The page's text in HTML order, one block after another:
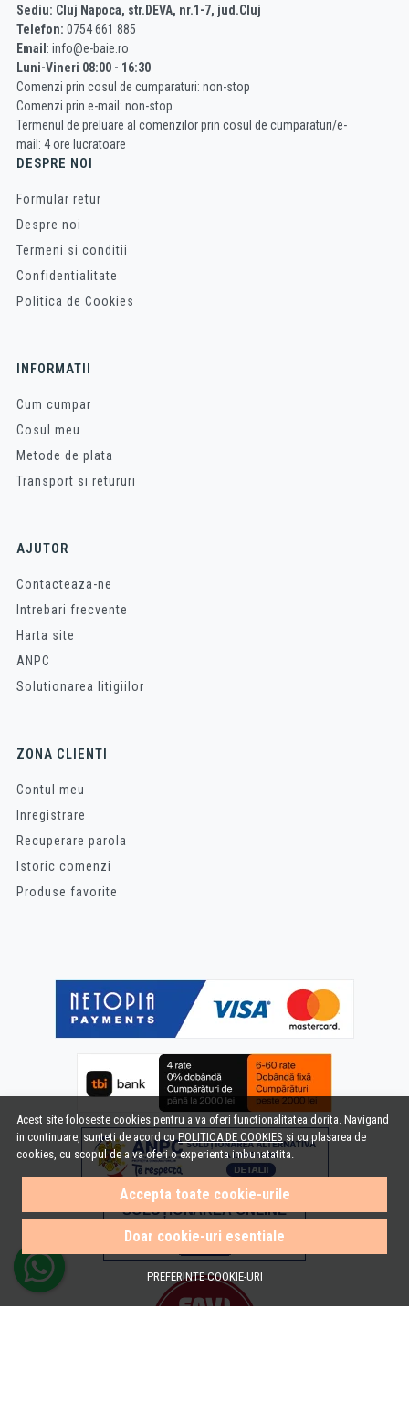
Acest site foloseste cookies pentru a va oferi functionalitatea dorita. Navigand
in continuare, sunteti de acord cuPOLITICA DE COOKIES si cu plasarea de
cookies, cu scopul de a va oferi o experienta imbunatatita.
Accepta toate cookie-urile
Doar cookie-uri esentiale
PREFERINTE COOKIE-URI
Sediu: Cluj Napoca, str.DEVA, nr.1-7, jud.Cluj
Telefon: 0754 661 885
Email : info@e-baie.ro
Luni-Vineri 08:00 - 16:30
Comenzi prin cosul de cumparaturi: non-stop
Comenzi prin e-mail: non-stop
Termenul de preluare al comenzilor prin cosul de cumparaturi/e-
mail: 4 ore lucratoare
DESPRE NOI
Formular retur
Despre noi
Termeni si conditii
Confidentialitate
Politica de Cookies
INFORMATII
Cum cumpar
Cosul meu
Metode de plata
Transport si retururi
AJUTOR
Contacteaza-ne
Intrebari frecvente
Harta site
ANPC
Solutionarea litigiilor
ZONA CLIENTI
Contul meu
Inregistrare
Recuperare parola
Istoric comenzi
Produse favorite